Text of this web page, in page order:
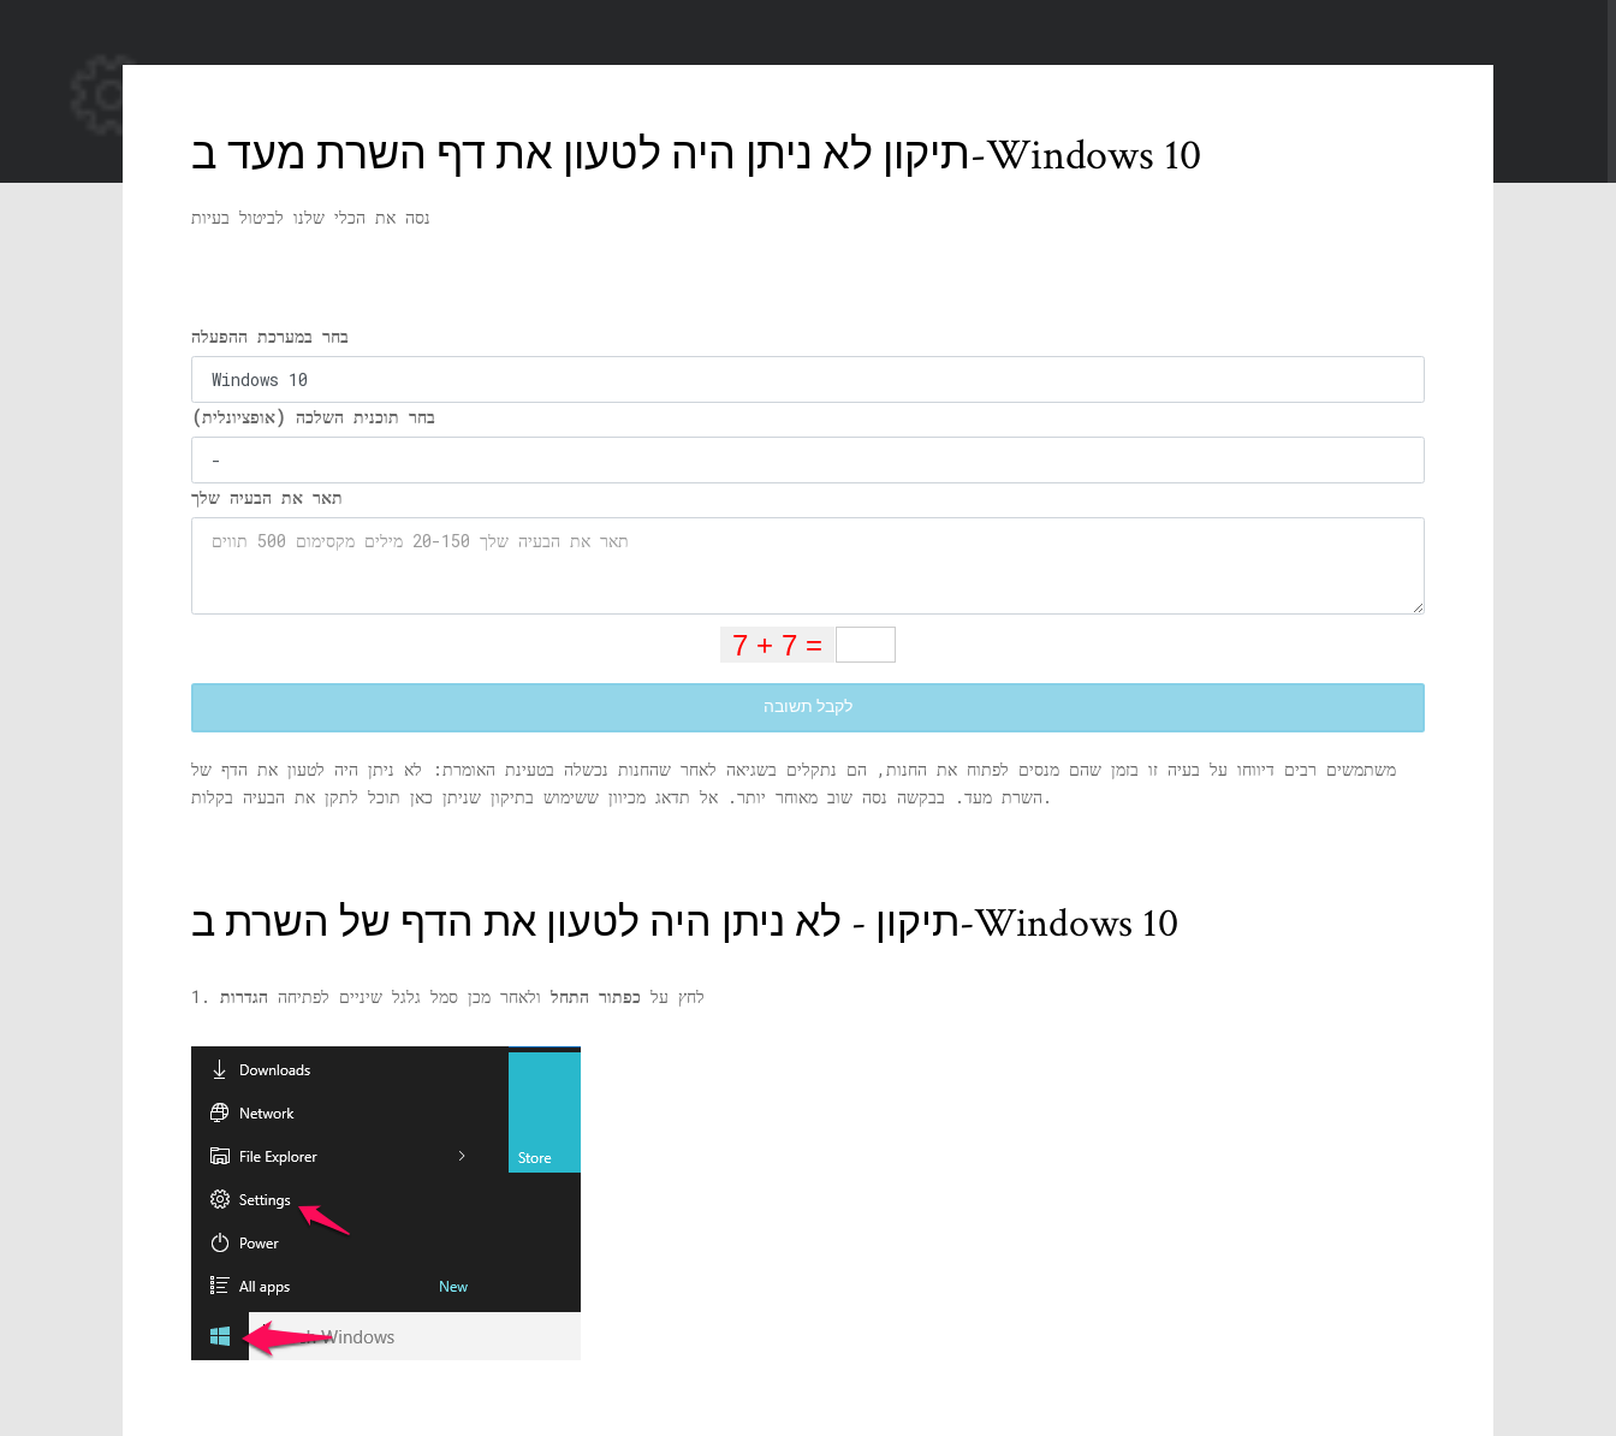
תיקון לא ניתן היה לטעון את דף השרת מעד ב-Windows 10
נסה את הכלי שלנו לביטול בעיות
בחר במערכת ההפעלה
בחר תוכנית השלכה (אופציונלית)
תאר את הבעיה שלך
לקבל תשובה
משתמשים רבים דיווחו על בעיה זו בזמן שהם מנסים לפתוח את החנות, הם נתקלים בשגיאה לאחר שהחנות נכשלה בטעינת האומרת: לא ניתן היה לטעון את הדף של
השרת מעד. בבקשה נסה שוב מאוחר יותר. אל תדאג מכיוון ששימוש בתיקון שניתן כאן תוכל לתקן את הבעיה בקלות.
תיקון - לא ניתן היה לטעון את הדף של השרת ב-Windows 10
1. לחץ על כפתור התחל ולאחר מכן סמל גלגל שיניים לפתיחה הגדרות